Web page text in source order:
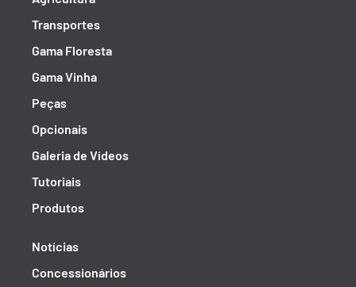
Transportes
Gama Floresta
Gama Vinha
Peças
Opcionais
Galeria de Vídeos
Tutoriais
Produtos
Notícias
Concessionários